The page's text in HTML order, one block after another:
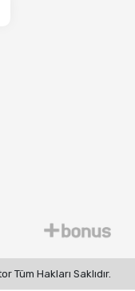
Tüm Hakları Saklıdır.